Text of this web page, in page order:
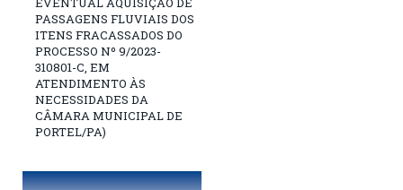
PASSAGENS FLUVIAIS DOS
ITENS FRACASSADOS DO
PROCESSO Nº 9/2023-
310801-C, EM
ATENDIMENTO ÀS
NECESSIDADES DA
CÂMARA MUNICIPAL DE
PORTEL/PA)